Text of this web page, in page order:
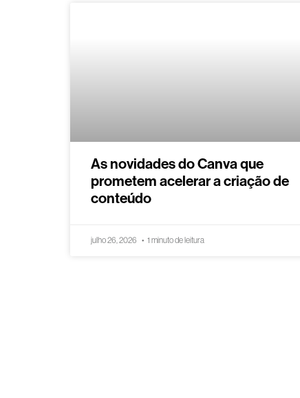
As novidades do Canva que
prometem acelerar a criação de
conteúdo
julho 26, 2026 1 minuto de leitura